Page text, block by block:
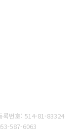
록번호: 514-81-83324
587-6063